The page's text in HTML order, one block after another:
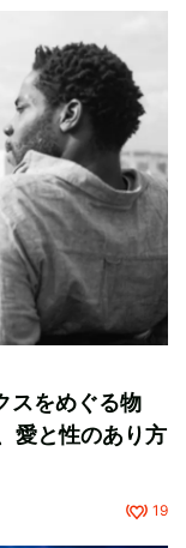
スをめぐる物
愛と性のあり方
19